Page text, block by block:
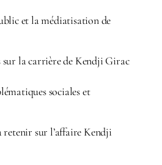
et la médiatisation de
sur la carrière de Kendji Girac
sociales et
retenir sur l’affaire Kendji